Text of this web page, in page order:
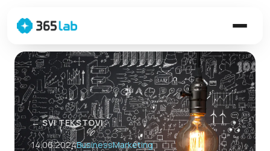
← SVI TEKSTOVI
14.06.2024BusinessMarketing